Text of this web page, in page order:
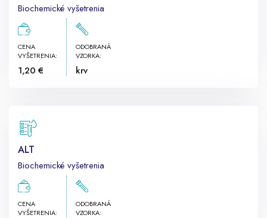
Biochemické vyšetrenia
CENA
VYŠETRENIA:
1,20 €
ODOBRANÁ
VZORKA:
krv
ALT
Biochemické vyšetrenia
CENA
VYŠETRENIA:
ODOBRANÁ
VZORKA: